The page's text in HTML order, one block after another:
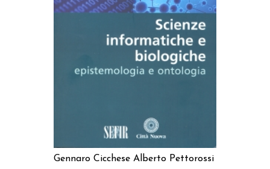
AGGIUNGI AL CARRELLO
Gennaro Cicchese Alberto Pettorossi